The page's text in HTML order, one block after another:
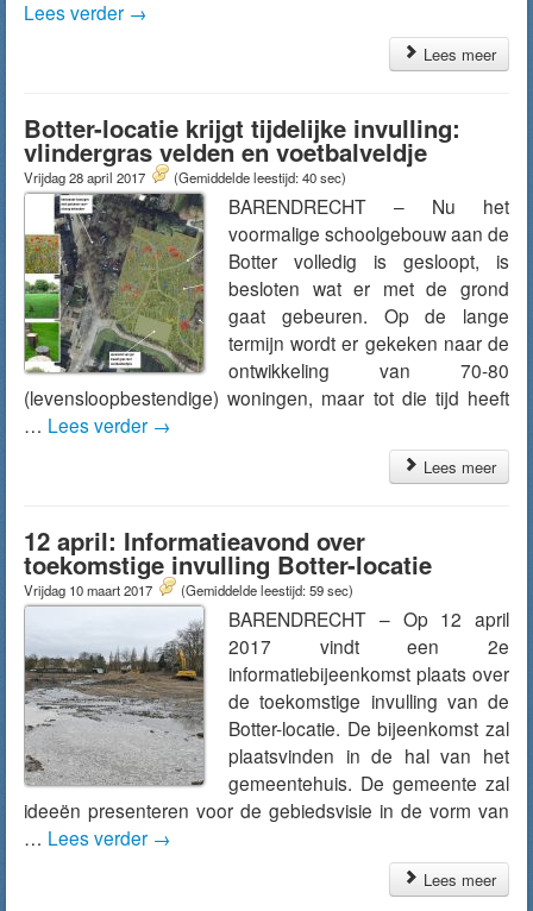
Lees verder →
Lees meer
Botter-locatie krijgt tijdelijke invulling:
vlindergras velden en voetbalveldje
Vrijdag 28 april 2017 (Gemiddelde leestijd: 40 sec)
BARENDRECHT – Nu het
voormalige schoolgebouw aan de
Botter volledig is gesloopt, is
besloten wat er met de grond
gaat gebeuren. Op de lange
termijn wordt er gekeken naar de
ontwikkeling van 70-80
(levensloopbestendige) woningen, maar tot die tijd heeft
… Lees verder →
Lees meer
12 april: Informatieavond over
toekomstige invulling Botter-locatie
Vrijdag 10 maart 2017 (Gemiddelde leestijd: 59 sec)
BARENDRECHT – Op 12 april
2017 vindt een 2e
informatiebijeenkomst plaats over
de toekomstige invulling van de
Botter-locatie. De bijeenkomst zal
plaatsvinden in de hal van het
gemeentehuis. De gemeente zal
ideeën presenteren voor de gebiedsvisie in de vorm van
… Lees verder →
Lees meer